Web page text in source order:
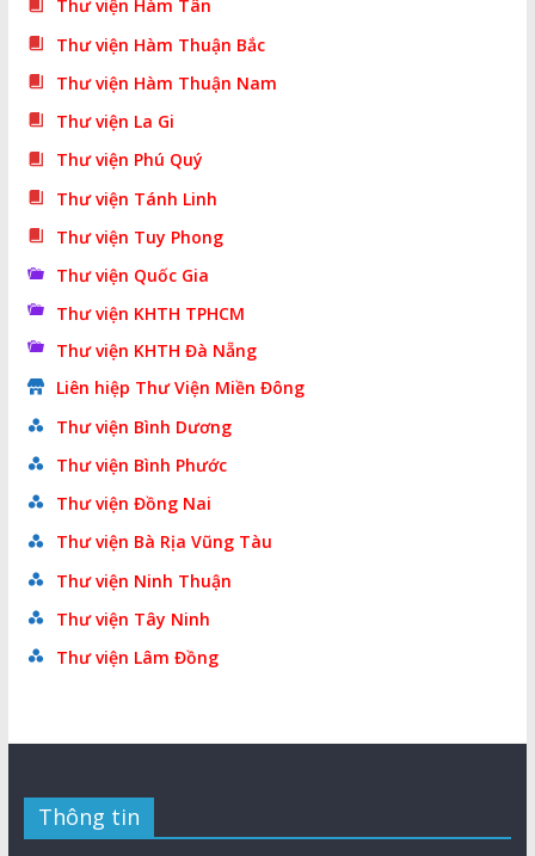
Thư viện Hàm Tân
Thư viện Hàm Thuận Bắc
Thư viện Hàm Thuận Nam
Thư viện La Gi
Thư viện Phú Quý
Thư viện Tánh Linh
Thư viện Tuy Phong
Thư viện Quốc Gia
Thư viện KHTH TPHCM
Thư viện KHTH Đà Nẵng
Liên hiệp Thư Viện Miền Đông
Thư viện Bình Dương
Thư viện Bình Phước
Thư viện Đồng Nai
Thư viện Bà Rịa Vũng Tàu
Thư viện Ninh Thuận
Thư viện Tây Ninh
Thư viện Lâm Đồng
Thông tin